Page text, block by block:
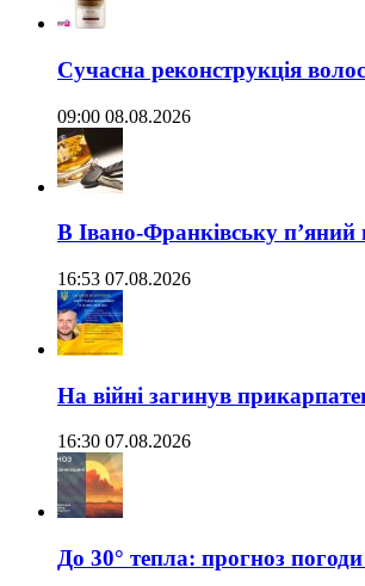
Сучасна реконструкція
09:00 08.08.2026
В Івано-Франківську
16:53 07.08.2026
На війні загинув
16:30 07.08.2026
До 30° тепла: прогноз